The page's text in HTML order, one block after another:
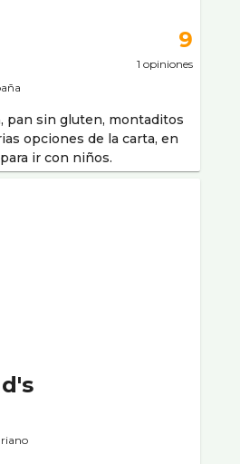
9
1 opiniones
pan sin gluten, montaditos
opciones de la carta, en
ir con niños.